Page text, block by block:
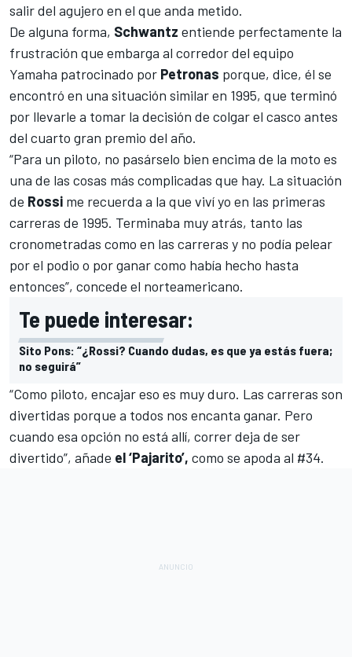
salir del agujero en el que anda metido.
De alguna forma, Schwantz entiende perfectamente la
frustración que embarga al corredor del equipo
Yamaha patrocinado por Petronas porque, dice, él se
encontró en una situación similar en 1995, que terminó
por llevarle a tomar la decisión de colgar el casco antes
del cuarto gran premio del año.
“Para un piloto, no pasárselo bien encima de la moto es
una de las cosas más complicadas que hay. La situación
de Rossi me recuerda a la que viví yo en las primeras
carreras de 1995. Terminaba muy atrás, tanto las
cronometradas como en las carreras y no podía pelear
por el podio o por ganar como había hecho hasta
entonces”, concede el norteamericano.
Te puede interesar:
Sito Pons: “¿Rossi? Cuando dudas, es que ya estás fuera;
no seguirá”
“Como piloto, encajar eso es muy duro. Las carreras son
divertidas porque a todos nos encanta ganar. Pero
cuando esa opción no está allí, correr deja de ser
divertido”, añade el ‘Pajarito’, como se apoda al #34.